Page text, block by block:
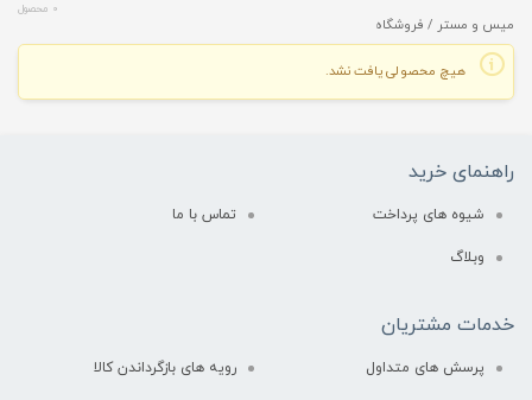
میس و مستر / فروشگاه
0 محصول
هیچ محصولی یافت نشد.
راهنمای خرید
شیوه های پرداخت تماس با ما
وبلاگ
خدمات مشتریان
پرسش های متداول رویه های بازگرداندن کالا